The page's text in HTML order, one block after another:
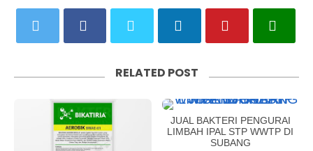
RELATED POST
JUAL BAKTERI PENGURAI
LIMBAH IPAL STP WWTP DI
SUBANG